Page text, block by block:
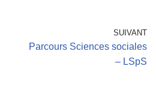
SUIVANT
Parcours Sciences sociales
– LSpS